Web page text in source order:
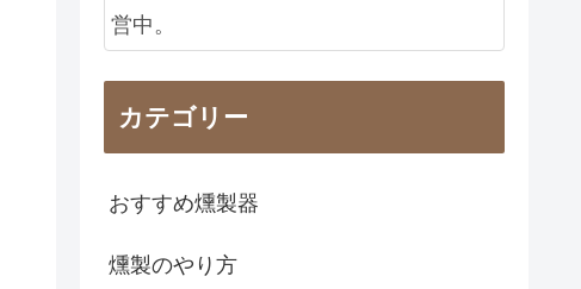
営中。
カテゴリー
おすすめ燻製器
燻製のやり方